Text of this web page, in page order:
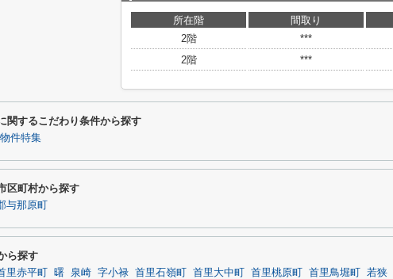
所在階 間取り
2階
***
2階
***
関するこだわり条件から探す
件特集
区町村から探す
与那原町
ら探す
里赤平町 曙 泉崎 字小禄 首里石嶺町 首里大中町 首里桃原町 首里鳥堀町 若狭